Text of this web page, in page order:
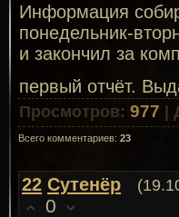
Информация
понедельник-
и закончил за
первый отчёт.
Просмотров: 977
Всего комментариев: 23
22 Сутенёр
0